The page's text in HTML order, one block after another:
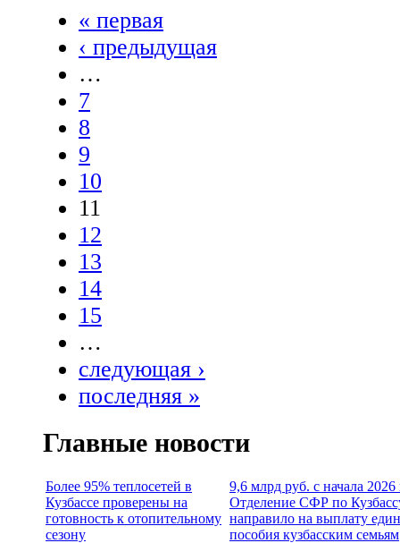
« первая
‹ предыдущая
…
7
8
9
10
11
12
13
14
15
…
следующая ›
последняя »
Главные новости
Более 95% теплосетей в
Кузбассе проверены на
готовность к отопительному
сезону
9,6 млрд руб. с начала 2026
Отделение СФР по
направило на выплату
пособия кузбасским семьям